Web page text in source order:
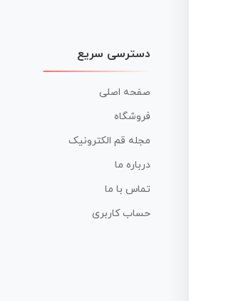
دسترسی سریع
صفحه اصلی
فروشگاه
مجله قم الکترونیک
درباره ما
تماس با ما
حساب کاربری